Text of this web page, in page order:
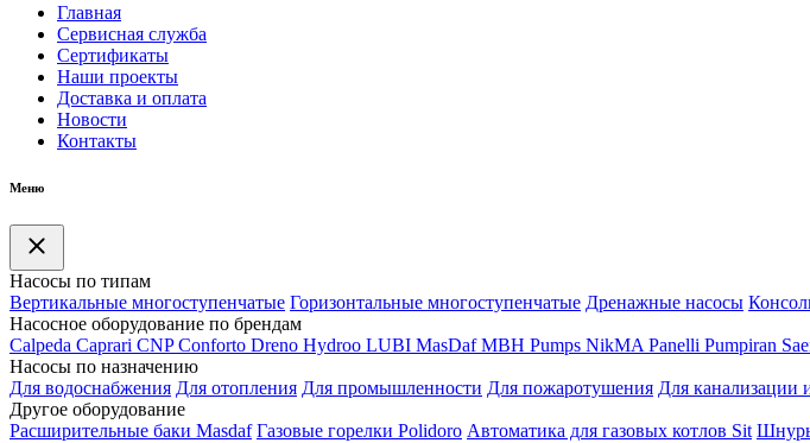
Главная
Сервисная служба
Сертификаты
Наши проекты
Доставка и оплата
Новости
Контакты
Меню
Насосы по типам
Вертикальные многоступенчатые Горизонтальные многоступенчатые Дренажные насосы
Насосное оборудование по брендам
Calpeda Caprari CNP Conforto Dreno Hydroo LUBI MasDaf MBH Pumps NikMA Panelli Pumpiran
Насосы по назначению
Для водоснабжения Для отопления Для промышленности Для пожаротушения Для канализации
Другое оборудование
Расширительные баки Masdaf Газовые горелки Polidoro Автоматика для газовых котлов Sit